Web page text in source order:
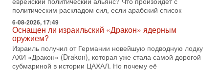
Голоса русскоязычных репатриантов не раз кардинально
меняли политический ландшафт Израиля. Достаточно
вспомнить взлет партии «Исраэль ба-алия», когда
31-07-2026, 17:00
Тайны закрытых дверей: о чём на самом деле
молчат Трамп и Нетаньяху?
Недавний визит премьер-министра Израиля Биньямина
политическим раскладом сил, если арабский список
6-08-2026, 17:49
Оснащен ли израильский «Дракон» ядерным
оружием?
Израиль получил от Германии новейшую подводную лодку
АХИ «Дракон» (Drakon), которая уже стала самой дорогой
субмариной в истории ЦАХАЛ. Но почему её